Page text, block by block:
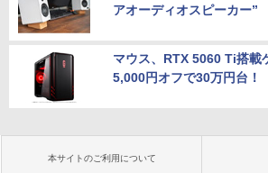
アオーディオスピーカー”
マウス、RTX 5060 Ti搭載
5,000円オフで30万円台！
本サイトのご利用について